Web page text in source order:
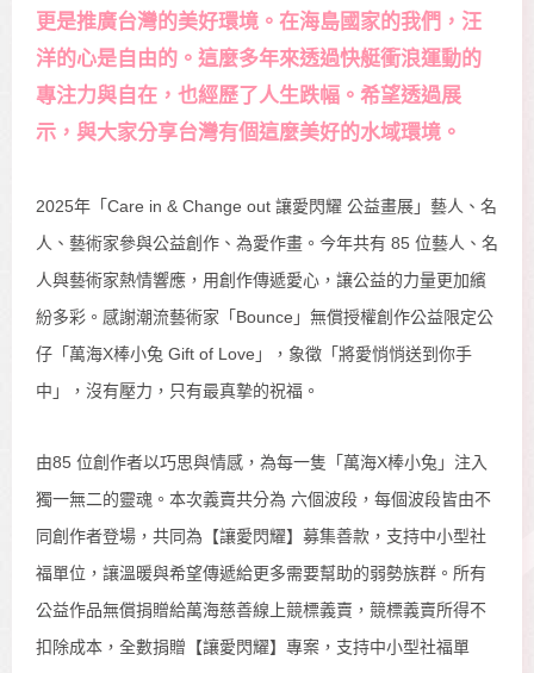
更是推廣台灣的美好環境。在海島國家的我們，汪
洋的心是自由的。這麼多年來透過快艇衝浪運動的
專注力與自在，也經歷了人生跌幅。希望透過展
示，與大家分享台灣有個這麼美好的水域環境。
2025年「Care in & Change out 讓愛閃耀 公益畫展」藝人、名
人、藝術家參與公益創作、為愛作畫。今年共有 85 位藝人、名
人與藝術家熱情響應，用創作傳遞愛心，讓公益的力量更加繽
紛多彩。感謝潮流藝術家「Bounce」無償授權創作公益限定公
仔「萬海X棒小兔 Gift of Love」，象徵「將愛悄悄送到你手
中」，沒有壓力，只有最真摯的祝福。
由85 位創作者以巧思與情感，為每一隻「萬海X棒小兔」注入
獨一無二的靈魂。本次義賣共分為 六個波段，每個波段皆由不
同創作者登場，共同為【讓愛閃耀】募集善款，支持中小型社
福單位，讓溫暖與希望傳遞給更多需要幫助的弱勢族群。所有
公益作品無償捐贈給萬海慈善線上競標義賣，競標義賣所得不
扣除成本，全數捐贈【讓愛閃耀】專案，支持中小型社福單